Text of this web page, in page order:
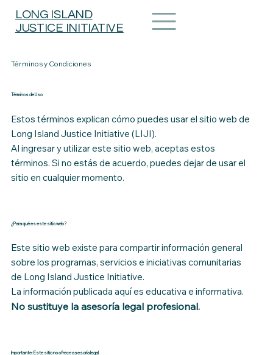
LONG ISLAND
JUSTICE INITIATIVE
Términos y Condiciones
Términos de Uso
Estos términos explican cómo puedes usar el sitio web de
Long Island Justice Initiative (LIJI).
Al ingresar y utilizar este sitio web, aceptas estos
términos. Si no estás de acuerdo, puedes dejar de usar el
sitio en cualquier momento.
¿Para qué es este sitio web?
Este sitio web existe para compartir información general
sobre los programas, servicios e iniciativas comunitarias
de Long Island Justice Initiative.
La información publicada aquí es educativa e informativa.
No sustituye la asesoría legal profesional.
Importante: Este sitio no ofrece asesoría legal